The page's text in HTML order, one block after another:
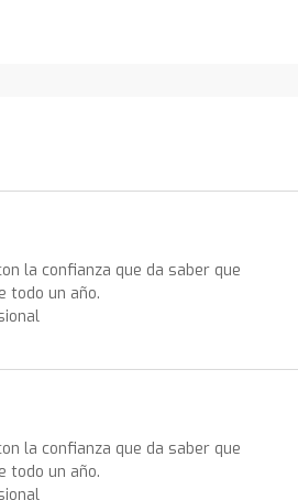
la confianza que da saber que
todo un año.
la confianza que da saber que
todo un año.